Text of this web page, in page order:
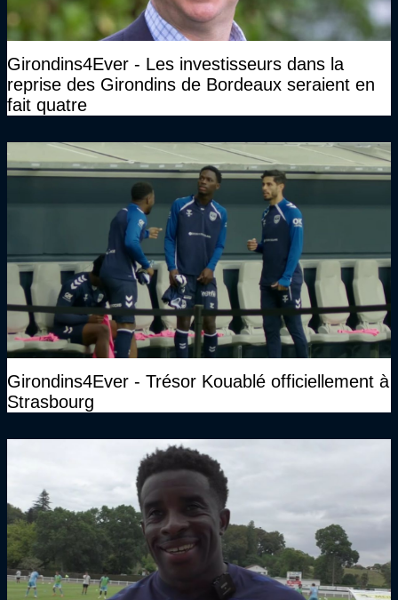
Girondins4Ever - Les investisseurs dans la
reprise des Girondins de Bordeaux seraient en
fait quatre
Girondins4Ever - Trésor Kouablé officiellement à
Strasbourg